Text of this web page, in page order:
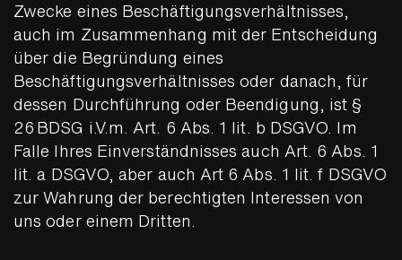
Zwecke eines Beschäftigungsverhältnisses,
auch im Zusammenhang mit der Entscheidung
über die Begründung eines
Beschäftigungsverhältnisses oder danach, für
dessen Durchführung oder Beendigung, ist §
26 BDSG i.V.m. Art. 6 Abs. 1 lit. b DSGVO. Im
Falle Ihres Einverständnisses auch Art. 6 Abs. 1
lit. a DSGVO, aber auch Art 6 Abs. 1 lit. f DSGVO
zur Wahrung der berechtigten Interessen von
uns oder einem Dritten.